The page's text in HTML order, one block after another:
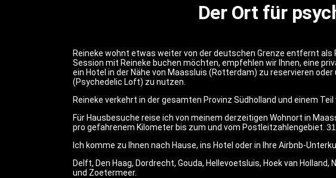
Der Ort für
Reineke wohnt etwas weiter von der deutschen Grenze entfernt als
Session mit Reineke buchen möchten, empfehlen wir Ihnen, eine
ein Hotel in der Nähe von Maassluis (Rotterdam) zu reservieren
(Psychedelic Loft) zu nutzen.
Reineke verkehrt in der gesamten Provinz Südholland und einem Teil
Für Hausbesuche reise ich von meinem derzeitigen Wohnort in
pro gefahrenem Kilometer bis zum und vom Postleitzahlengebiet.
Ich komme zu Ihnen nach Hause, ins Hotel oder in Ihre Airbnb-
Delft, Den Haag, Dordrecht, Gouda, Hellevoetsluis, Hoek van
und Zoetermeer.